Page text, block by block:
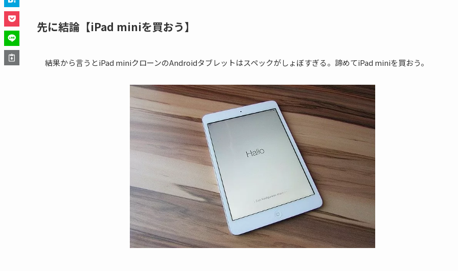
先に結論【iPad miniを買おう】
結果から言うとiPad miniクローンのAndroidタブレットはスペックがしょぼすぎる。諦めてiPad miniを買おう。